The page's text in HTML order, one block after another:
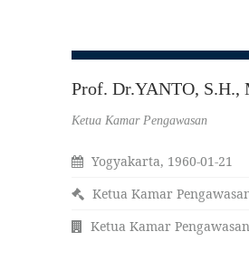
Prof. Dr.YANTO, S.H.,
Ketua Kamar Pengawasan
Yogyakarta, 1960-01-21
Ketua Kamar
Ketua Kamar Pengawasan